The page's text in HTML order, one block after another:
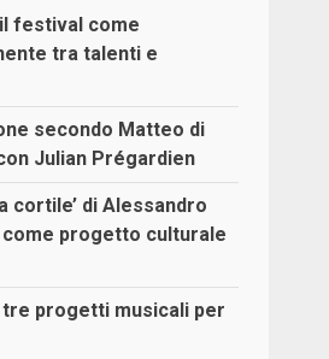
festival come
tra talenti e
secondo Matteo di
Julian Prégardien
cortile’ di Alessandro
progetto culturale
tre progetti musicali per